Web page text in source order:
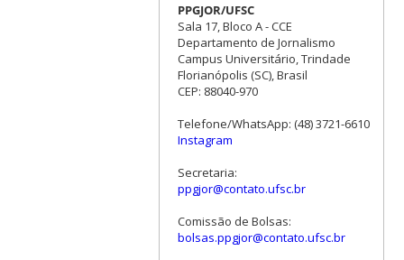
PPGJOR/UFSC
Sala 17, Bloco A - CCE
Departamento de Jornalismo
Campus Universitário, Trindade
Florianópolis (SC), Brasil
CEP: 88040-970
Telefone/WhatsApp: (48) 3721-6610
Instagram
Secretaria:
ppgjor@contato.ufsc.br
Comissão de Bolsas:
bolsas.ppgjor@contato.ufsc.br